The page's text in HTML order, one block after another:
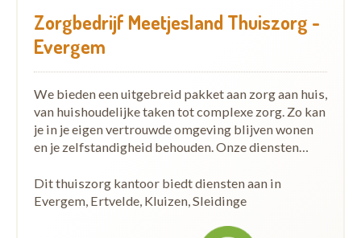
Zorgbedrijf Meetjesland Thuiszorg -
Evergem
We bieden een uitgebreid pakket aan zorg aan huis,
van huishoudelijke taken tot complexe zorg. Zo kan
je in je eigen vertrouwde omgeving blijven wonen
en je zelfstandigheid behouden. Onze diensten…
Dit thuiszorg kantoor biedt diensten aan in
Evergem, Ertvelde, Kluizen, Sleidinge